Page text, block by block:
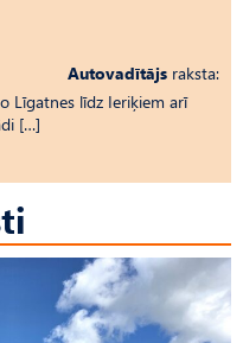
Autovadītājs raksta:
Līgatnes līdz Ieriķiem arī
[…]